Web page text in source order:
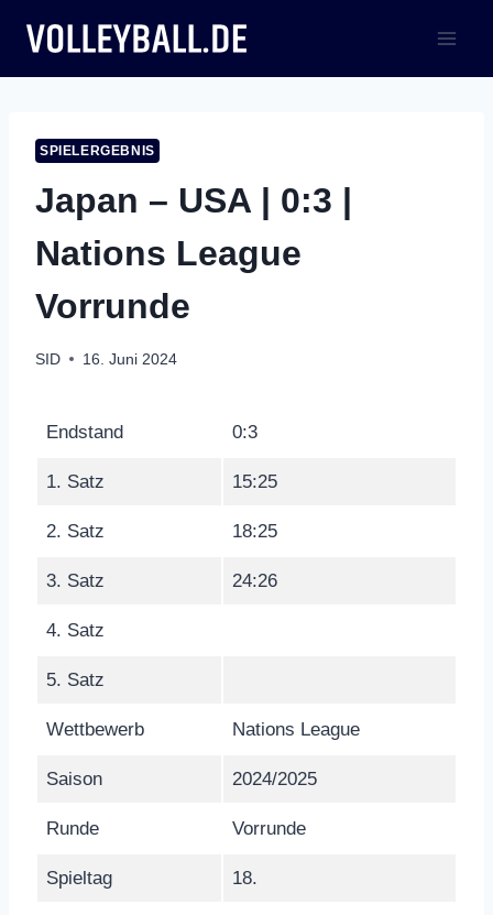
Inhalt
springen
SPIELERGEBNIS
Japan – USA | 0:3 |
Nations League
Vorrunde
SID 16. Juni 2024
Endstand 0:3
1. Satz 15:25
2. Satz 18:25
3. Satz 24:26
4. Satz
5. Satz
Wettbewerb Nations League
Saison 2024/2025
Runde Vorrunde
Spieltag 18.